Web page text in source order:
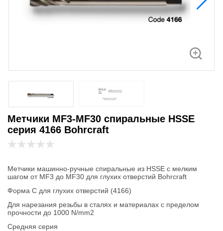
Метчики МF3-МF30 спиральные HSSE
серия 4166 Bohrcraft
Метчики машинно-ручные спиральные из HSSE с мелким
шагом от МF3 до МF30 для глухих отверстий Bohrcraft
Форма С для глухих отверстий (4166)
Для нарезания резьбы в сталях и материалах с пределом
прочности до 1000 N/mm2
Средняя серия